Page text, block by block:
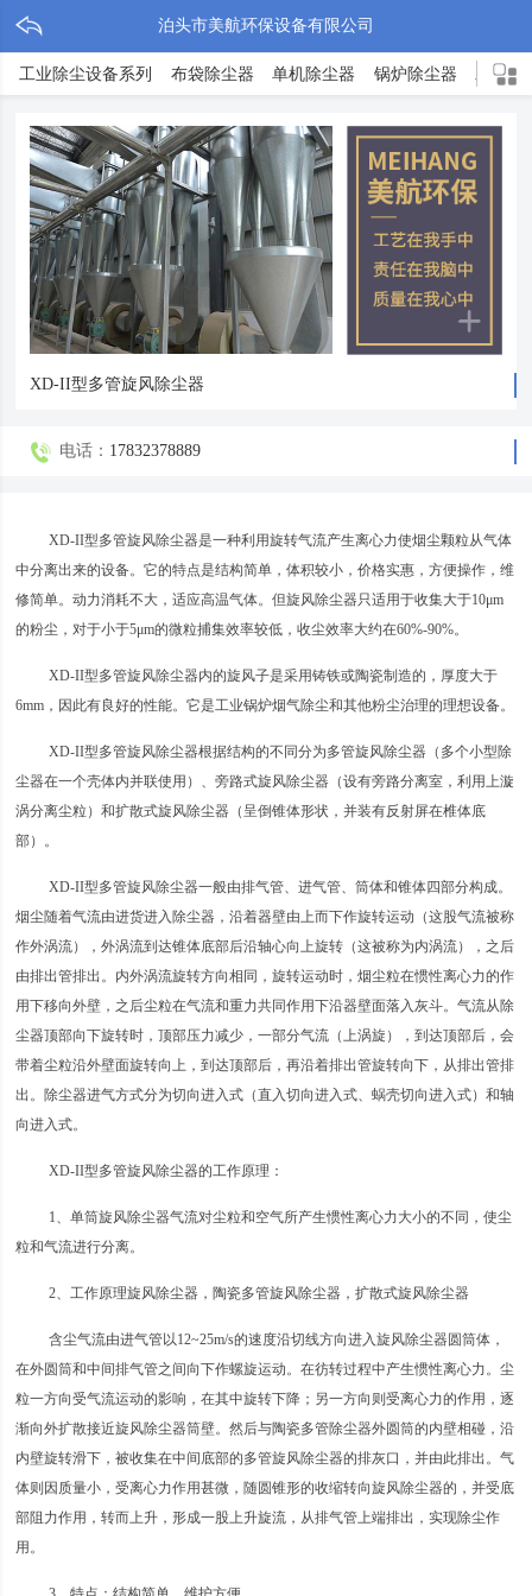
泊头市美航环保设备有限公司
工业除尘设备系列 布袋除尘器 单机除尘器 锅炉除尘器 木工除
XD-II型多管旋风除尘器
电话： 17832378889
XD-II型多管旋风除尘器是一种利用旋转气流产生离心力使烟尘颗粒从气体
中分离出来的设备。它的特点是结构简单，体积较小，价格实惠，方便操作，维
修简单。动力消耗不大，适应高温气体。但旋风除尘器只适用于收集大于10μm
的粉尘，对于小于5μm的微粒捕集效率较低，收尘效率大约在60%-90%。
XD-II型多管旋风除尘器内的旋风子是采用铸铁或陶瓷制造的，厚度大于
6mm，因此有良好的性能。它是工业锅炉烟气除尘和其他粉尘治理的理想设备。
XD-II型多管旋风除尘器根据结构的不同分为多管旋风除尘器（多个小型除
尘器在一个壳体内并联使用）、旁路式旋风除尘器（设有旁路分离室，利用上漩
涡分离尘粒）和扩散式旋风除尘器（呈倒锥体形状，并装有反射屏在椎体底
部）。
XD-II型多管旋风除尘器一般由排气管、进气管、筒体和锥体四部分构成。
烟尘随着气流由进货进入除尘器，沿着器壁由上而下作旋转运动（这股气流被称
作外涡流），外涡流到达锥体底部后沿轴心向上旋转（这被称为内涡流），之后
由排出管排出。内外涡流旋转方向相同，旋转运动时，烟尘粒在惯性离心力的作
用下移向外壁，之后尘粒在气流和重力共同作用下沿器壁面落入灰斗。气流从除
尘器顶部向下旋转时，顶部压力减少，一部分气流（上涡旋），到达顶部后，会
带着尘粒沿外壁面旋转向上，到达顶部后，再沿着排出管旋转向下，从排出管排
出。除尘器进气方式分为切向进入式（直入切向进入式、蜗壳切向进入式）和轴
向进入式。
XD-II型多管旋风除尘器的工作原理：
1、单筒旋风除尘器气流对尘粒和空气所产生惯性离心力大小的不同，使尘
粒和气流进行分离。
2、工作原理旋风除尘器，陶瓷多管旋风除尘器，扩散式旋风除尘器
含尘气流由进气管以12~25m/s的速度沿切线方向进入旋风除尘器圆筒体，
在外圆筒和中间排气管之间向下作螺旋运动。在彷转过程中产生惯性离心力。尘
粒一方向受气流运动的影响，在其中旋转下降；另一方向则受离心力的作用，逐
渐向外扩散接近旋风除尘器筒壁。然后与陶瓷多管除尘器外圆筒的内壁相碰，沿
内壁旋转滑下，被收集在中间底部的多管旋风除尘器的排灰口，并由此排出。气
体则因质量小，受离心力作用甚微，随圆锥形的收缩转向旋风除尘器的，并受底
部阻力作用，转而上升，形成一股上升旋流，从排气管上端排出，实现除尘作
用。